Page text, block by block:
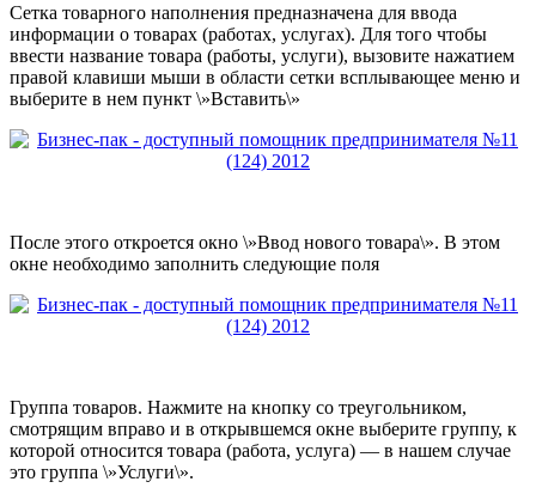
Сетка товарного наполнения предназначена для ввода
информации о товарах (работах, услугах). Для того чтобы
ввести название товара (работы, услуги), вызовите нажатием
правой клавиши мыши в области сетки всплывающее меню и
выберите в нем пункт \»Вставить\»
После этого откроется окно \»Ввод нового товара\». В этом
окне необходимо заполнить следующие поля
Группа товаров. Нажмите на кнопку со треугольником,
смотрящим вправо и в открывшемся окне выберите группу, к
которой относится товара (работа, услуга) — в нашем случае
это группа \»Услуги\».